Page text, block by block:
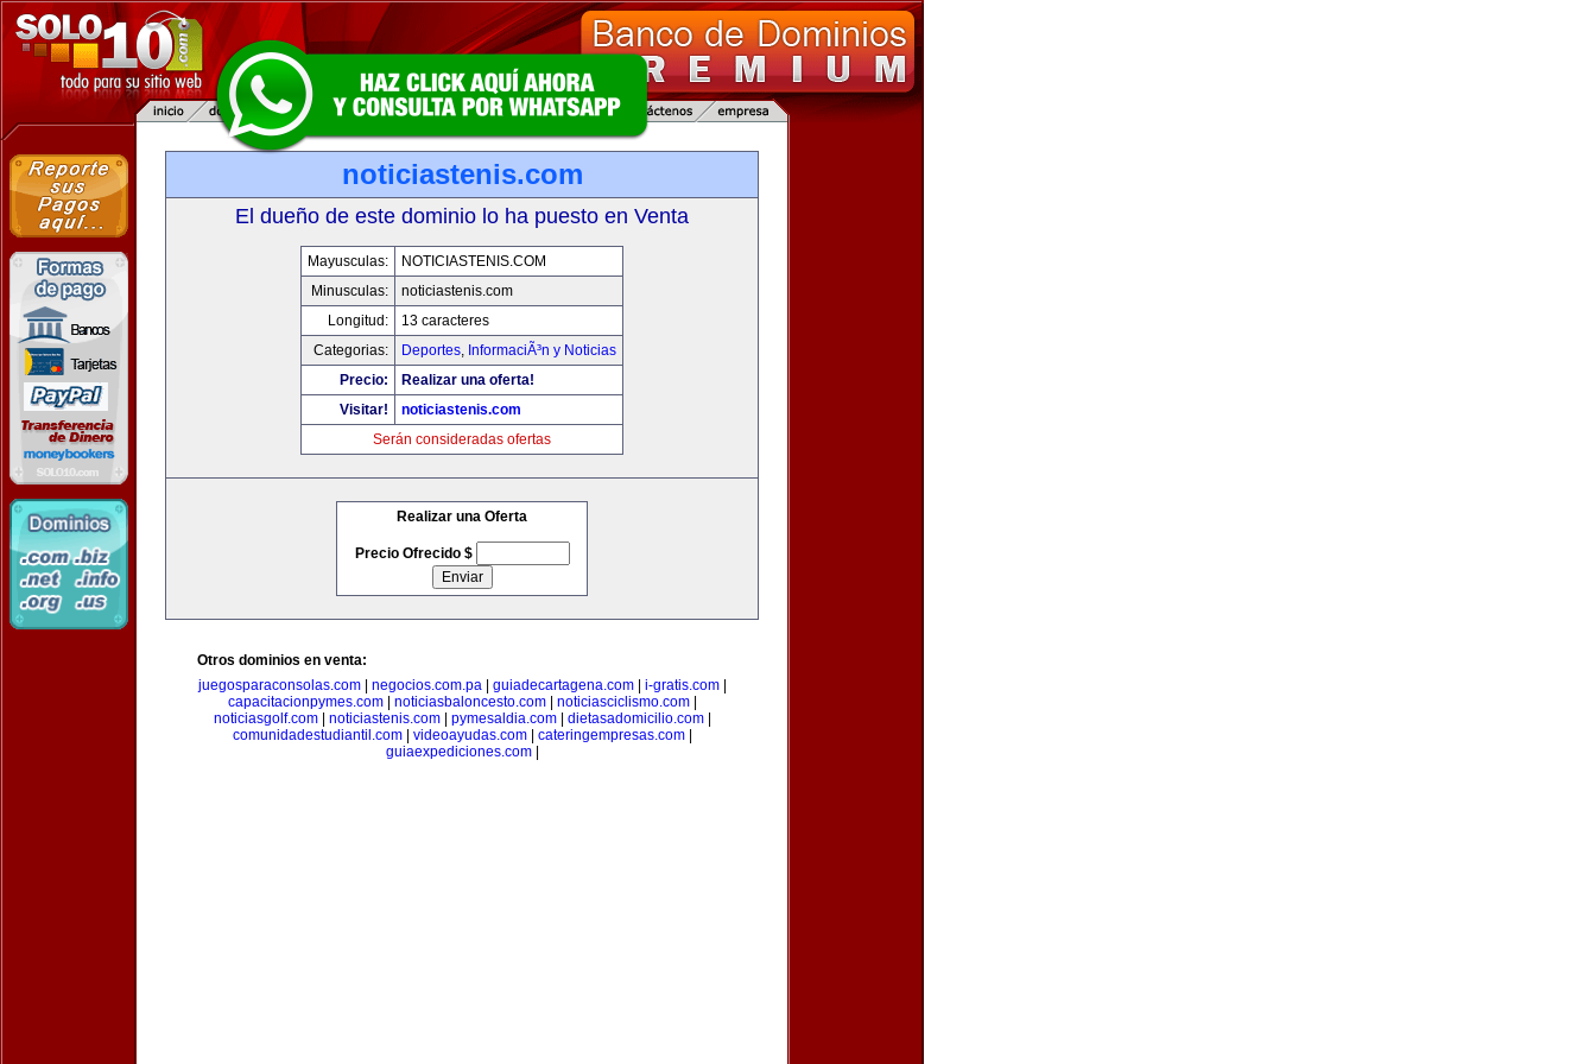
noticiastenis.com
El dueño de este dominio lo ha puesto en Venta
Mayusculas:
NOTICIASTENIS.COM
Minusculas:
noticiastenis.com
Longitud:
13 caracteres
Categorias:
Deportes, InformaciÃ³n y Noticias
Precio:
Realizar una oferta!
Visitar!
noticiastenis.com
Serán consideradas ofertas
Realizar una Oferta
Precio Ofrecido $
Otros dominios en venta:
juegosparaconsolas.com| negocios.com.pa| guiadecartagena.com| i-gratis.com|
capacitacionpymes.com| noticiasbaloncesto.com| noticiasciclismo.com|
noticiasgolf.com| noticiastenis.com| pymesaldia.com| dietasadomicilio.com|
comunidadestudiantil.com| videoayudas.com| cateringempresas.com|
guiaexpediciones.com|